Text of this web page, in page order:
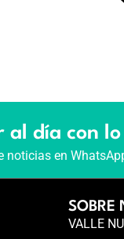
al día con
noticias en
SOBRE
VALLE